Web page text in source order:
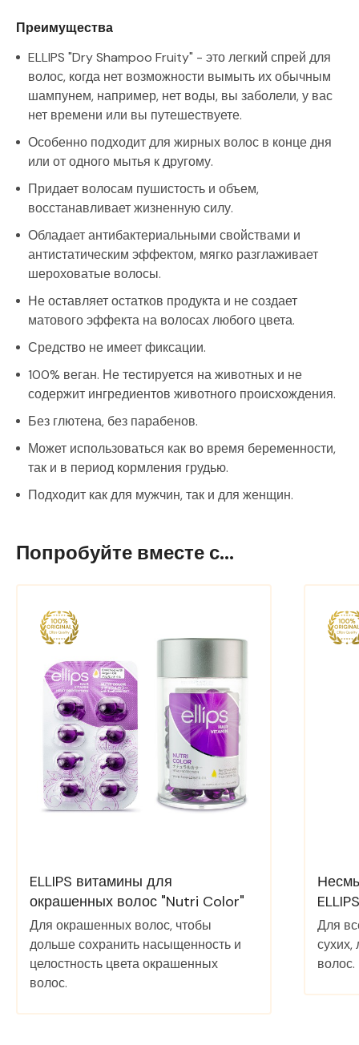
Преимущества
ELLIPS "Dry Shampoo Fruity" - это легкий спрей для
волос, когда нет возможности вымыть их обычным
шампунем, например, нет воды, вы заболели, у вас
нет времени или вы путешествуете.
Особенно подходит для жирных волос в конце дня
или от одного мытья к другому.
Придает волосам пушистость и объем,
восстанавливает жизненную силу.
Обладает антибактериальными свойствами и
антистатическим эффектом, мягко разглаживает
шероховатые волосы.
Не оставляет остатков продукта и не создает
матового эффекта на волосах любого цвета.
Средство не имеет фиксации.
100% веган. Не тестируется на животных и не
содержит ингредиентов животного происхождения.
Без глютена, без парабенов.
Может использоваться как во время беременности,
так и в период кормления грудью.
Подходит как для мужчин, так и для женщин.
Попробуйте вместе с...
ELLIPS витамины для
окрашенных волос "Nutri Color"
Для окрашенных волос, чтобы
дольше сохранить насыщенность и
целостность цвета окрашенных
волос.
Для
волос.